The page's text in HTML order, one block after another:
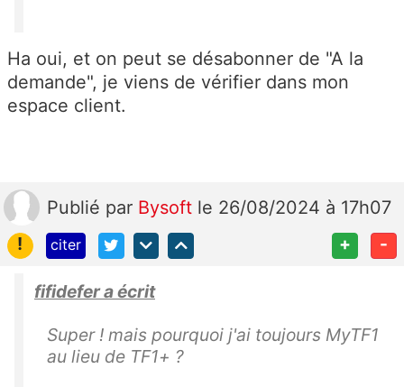
Ha oui, et on peut se désabonner de "A la
demande", je viens de vérifier dans mon
espace client.
Publié par Bysoft le 26/08/2024 à 17h07
!
citer + -
fifidefer a écrit
Super ! mais pourquoi j'ai toujours MyTF1
au lieu de TF1+ ?